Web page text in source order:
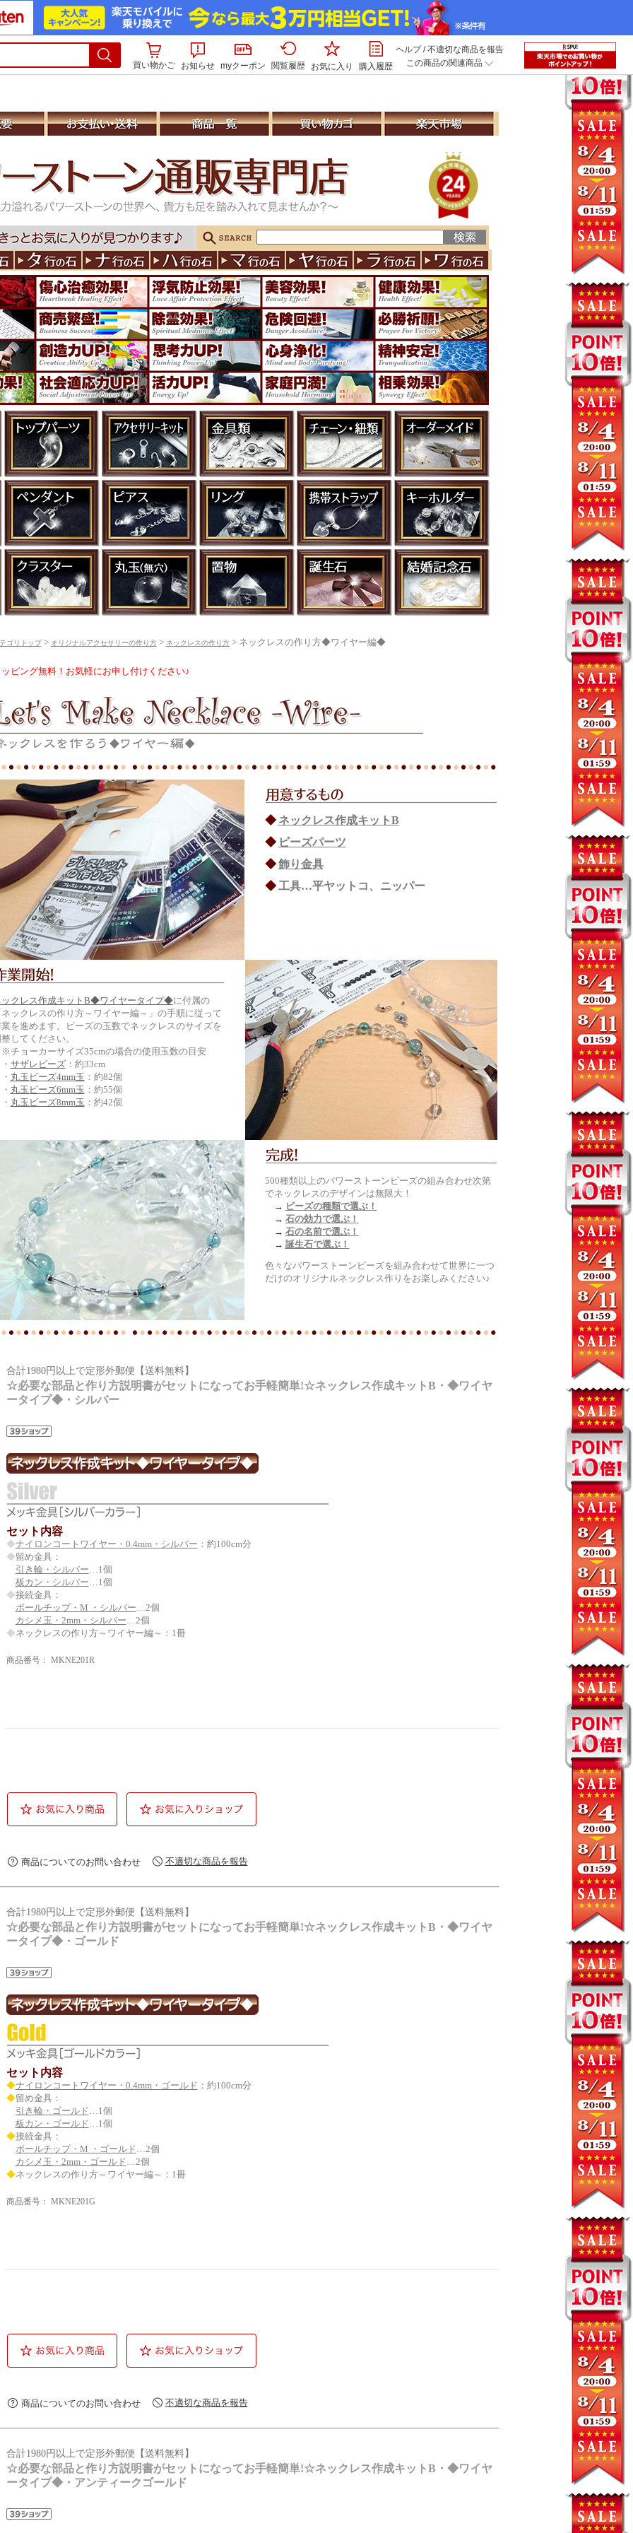
買い物かご お知らせ myクーポン 閲覧履歴 お気に入り 購入履歴
ヘルプ/不適切な商品を報告
この商品の関連商品
ゴリトップ> オリジナルアクセサリーの作り方> ネックレスの作り方> ネックレスの作り方◆ワイヤー編◆
ピング無料！お気軽にお申し付けください♪
◆ ネックレス作成キットB
◆ ビーズパーツ
◆ 飾り金具
◆ 工具…平ヤットコ、ニッパー
クレス作成キットB◆ワイヤータイプ◆に付属の
ックレスの作り方～ワイヤー編～」の手順に従って
を進めます。ビーズの玉数でネックレスのサイズを
してください。
ョーカーサイズ35cmの場合の使用玉数の目安
サザレビーズ：約33cm
丸玉ビーズ4mm玉 ：約82個
丸玉ビーズ6mm玉 ：約55個
丸玉ビーズ8mm玉 ：約42個
500種類以上のパワーストーンビーズの組み合わせ次第
でネックレスのデザインは無限大！
→ ビーズの種類で選ぶ！
→ 石の効力で選ぶ！
→ 石の名前で選ぶ！
→ 誕生石で選ぶ！
色々なパワーストーンビーズを組み合わせて世界に一つ
だけのオリジナルネックレス作りをお楽しみください♪
合計1980円以上で定形外郵便【送料無料】
☆必要な部品と作り方説明書がセットになってお手軽簡単!☆ネックレス作成キットB・◆ワイヤ
ータイプ◆・シルバー
セット内容
◆ナイロンコートワイヤー・0.4mm・シルバー ：約100cm分
◆留め金具：
引き輪・シルバー…1個
板カン・シルバー…1個
◆接続金具：
ボールチップ・M ・シルバー…2個
カシメ玉・2mm・シルバー…2個
◆ネックレスの作り方～ワイヤー編～：1冊
商品番号： MKNE201R
商品についてのお問い合わせ 不適切な商品を報告
合計1980円以上で定形外郵便【送料無料】
☆必要な部品と作り方説明書がセットになってお手軽簡単!☆ネックレス作成キットB・◆ワイヤ
ータイプ◆・ゴールド
セット内容
◆ナイロンコートワイヤー・0.4mm・ゴールド ：約100cm分
◆留め金具：
引き輪・ゴールド …1個
板カン・ゴールド …1個
◆接続金具：
ボールチップ・M ・ゴールド …2個
カシメ玉・2mm・ゴールド …2個
◆ネックレスの作り方～ワイヤー編～：1冊
商品番号： MKNE201G
商品についてのお問い合わせ 不適切な商品を報告
合計1980円以上で定形外郵便【送料無料】
☆必要な部品と作り方説明書がセットになってお手軽簡単!☆ネックレス作成キットB・◆ワイヤ
ータイプ◆・アンティークゴールド